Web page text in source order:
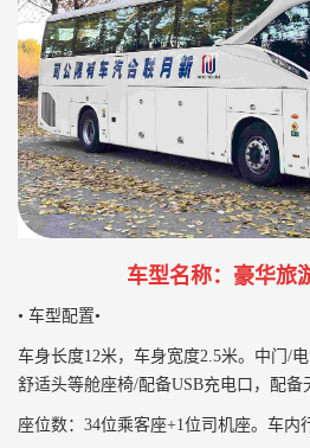
车型名称：豪华旅
• 车型配置•
车身长度12米，车身宽度2.5米。中门/
舒适头等舱座椅/配备USB充电口，配备
座位数：34位乘客座+1位司机座。车内